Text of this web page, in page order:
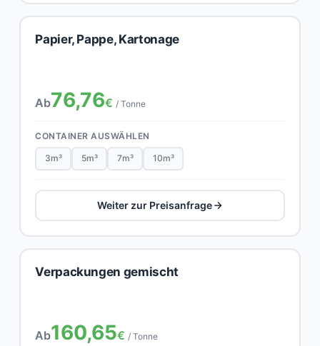
Papier, Pappe, Kartonage
Ab76,76€ / Tonne
CONTAINER AUSWÄHLEN
3m³ 5m³ 7m³ 10m³
Weiter zur Preisanfrage
Verpackungen gemischt
Ab160,65€ / Tonne